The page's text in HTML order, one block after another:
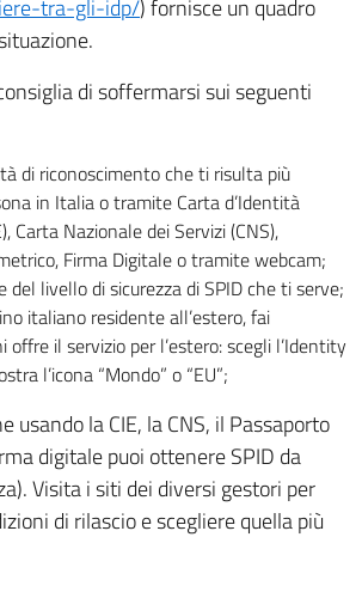
tra-gli-idp/) fornisce un quadro
di soffermarsi sui seguenti
di riconoscimento che ti risulta più
in Italia o tramite Carta d’Identità
Carta Nazionale dei Servizi (CNS),
Firma Digitale o tramite webcam;
del livello di sicurezza di SPID che ti serve;
italiano residente all’estero, fai
il servizio per l’estero: scegli l’Identity
l’icona “Mondo” o “EU”;
usando la CIE, la CNS, il Passaporto
digitale puoi ottenere SPID da
Visita i siti dei diversi gestori per
di rilascio e scegliere quella più